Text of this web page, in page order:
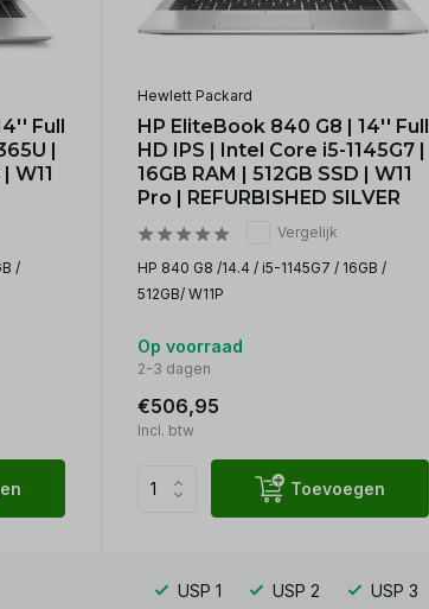
Full
|
W11
/
Hewlett Packard
HP EliteBook 840 G8 | 14'' Full
HD IPS | Intel Core i5-1145G7 |
16GB RAM | 512GB SSD | W11
Pro | REFURBISHED SILVER
Vergelijk
HP 840 G8 /14.4 / i5-1145G7 / 16GB /
512GB/ W11P
Op voorraad
2-3 dagen
€506,95
Incl. btw
Toevoegen
USP 1 USP 2 USP 3